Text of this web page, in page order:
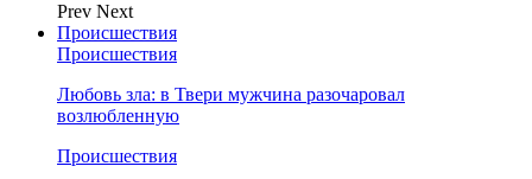
Prev Next
Происшествия
Происшествия
Любовь зла: в Твери мужчина разочаровал
возлюбленную
Происшествия